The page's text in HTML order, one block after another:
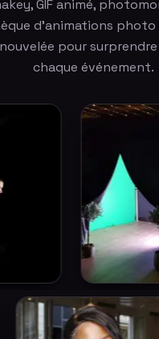
GIF animé,
d'animations photo
pour
chaque événement.